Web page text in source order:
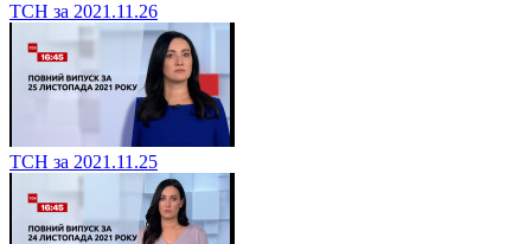
ТСН за 2021.11.26
ТСН за 2021.11.25